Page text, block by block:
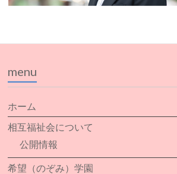
menu
ホーム
相互福祉会について
公開情報
希望（のぞみ）学園